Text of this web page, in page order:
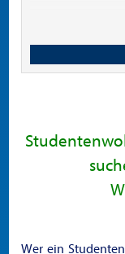
Wer ein